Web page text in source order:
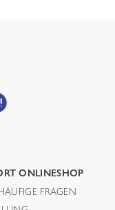
ONLINESHOP
FRAGEN